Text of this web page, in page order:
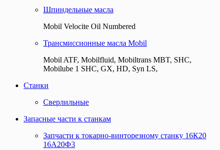
Шпиндельные масла
Mobil Velocite Oil Numbered
Трансмиссионные масла Mobil
Mobil ATF, Mobilfluid, Mobiltrans MBT, SHC,
Mobilube 1 SHC, GX, HD, Syn LS,
Станки
Сверлильные
Запасные части к станкам
Запчасти к токарно-винторезному станку 16К20
16А20Ф3